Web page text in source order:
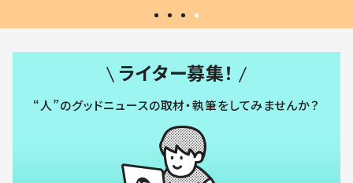
ライター募集！
“人”のグッドニュースの取材・執筆をしてみませんか？